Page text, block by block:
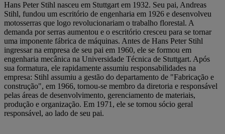
Hans Peter Stihl nasceu em Stuttgart em 1932. Seu pai, Andreas
Stihl, fundou um escritório de engenharia em 1926 e desenvolveu
motosserras que logo revolucionariam o trabalho florestal. A
demanda por serras aumentou e o escritório cresceu para se tornar
uma imponente fábrica de máquinas. Antes de Hans Peter Stihl
ingressar na empresa de seu pai em 1960, ele se formou em
engenharia mecânica na Universidade Técnica de Stuttgart. Após
sua formatura, ele rapidamente assumiu responsabilidades na
empresa: Stihl assumiu a gestão do departamento de "Fabricação e
construção", em 1966, tornou-se membro da diretoria e responsável
pelas áreas de desenvolvimento, gerenciamento de materiais,
produção e organização. Em 1971, ele se tornou sócio geral
responsável, ao lado de seu pai.